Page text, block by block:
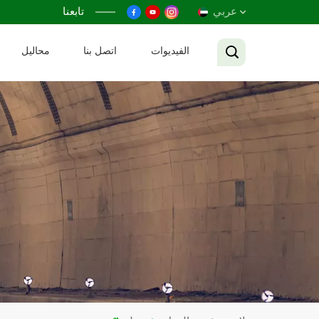
تابعنا عربي
Français
Русский
محاليل اتصل بنا الفيديوات